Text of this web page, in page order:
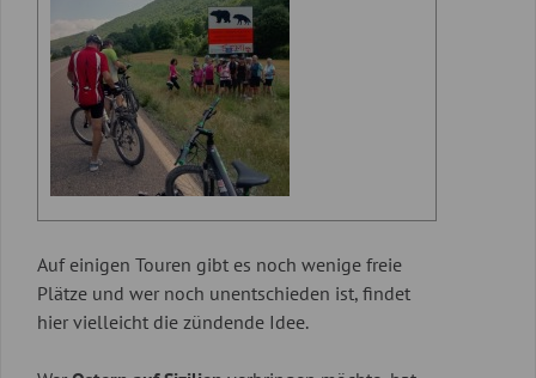
Auf einigen Touren gibt es noch wenige freie
Plätze und wer noch unentschieden ist, findet
hier vielleicht die zündende Idee.